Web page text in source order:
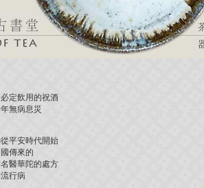
定飲用的祝酒
無病息災
平安時代開始
傳來的
醫華陀的處方
行病